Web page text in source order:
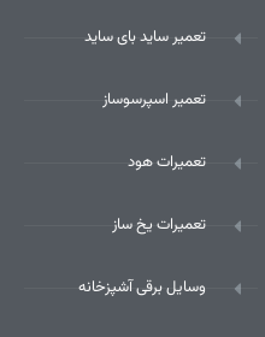
تعمیر ساید بای ساید
تعمیر اسپرسوساز
تعمیرات هود
تعمیرات یخ ساز
وسایل برقی آشپزخانه